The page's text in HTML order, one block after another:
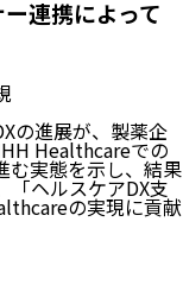
連携によって
の進展が、製薬企
Healthcareでの
実態を示し、結果
「ヘルスケアDX支
の実現に貢献